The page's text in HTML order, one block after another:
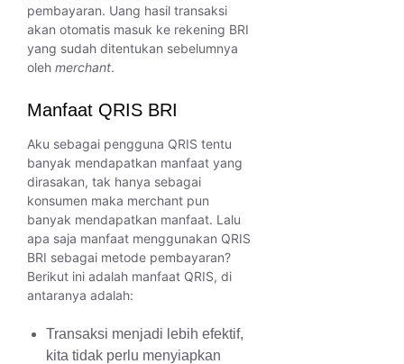
pembayaran. Uang hasil transaksi
akan otomatis masuk ke rekening BRI
yang sudah ditentukan sebelumnya
oleh merchant.
Manfaat QRIS BRI
Aku sebagai pengguna QRIS tentu
banyak mendapatkan manfaat yang
dirasakan, tak hanya sebagai
konsumen maka merchant pun
banyak mendapatkan manfaat. Lalu
apa saja manfaat menggunakan QRIS
BRI sebagai metode pembayaran?
Berikut ini adalah manfaat QRIS, di
antaranya adalah:
Transaksi menjadi lebih efektif,
kita tidak perlu menyiapkan